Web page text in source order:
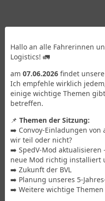
Hallo an alle Fahrerinnen
Logistics! 🚛
am 07.06.2026 findet
Ich empfehle wirklich
einige wichtige Themen
betreffen.
📌 Themen der Sitzung:
➡️ Convoy-Einladungen von
wir teil oder nicht?
➡️ SpedV-Mod aktualisieren
neue Mod richtig installiert
➡️ Zukunft der BVL
➡️ Planung unseres 5-
➡️ Weitere wichtige